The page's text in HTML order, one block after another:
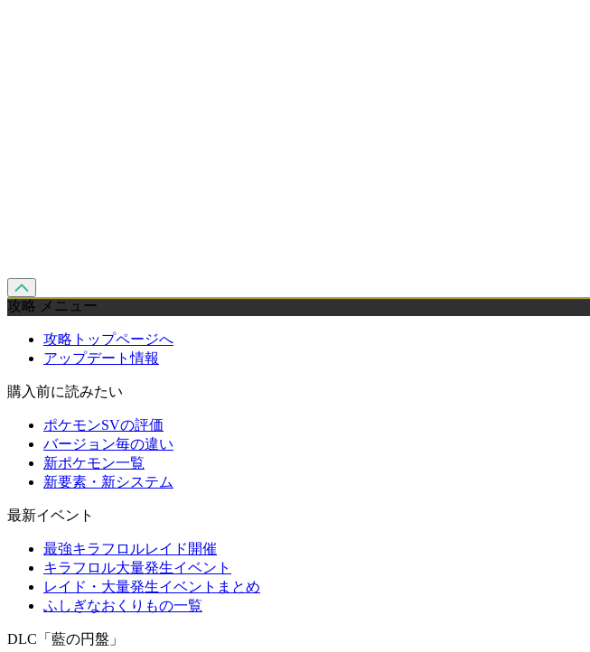
攻略 メニュー
攻略トップページへ
アップデート情報
購入前に読みたい
ポケモンSVの評価
バージョン毎の違い
新ポケモン一覧
新要素・新システム
最新イベント
最強キラフロルレイド開催
キラフロル大量発生イベント
レイド・大量発生イベントまとめ
ふしぎなおくりもの一覧
DLC「藍の円盤」